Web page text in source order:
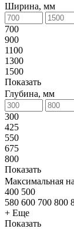
Ширина, мм
700
900
1100
1300
1500
Показать
Глубина, мм
300
425
550
675
800
Показать
Максимальная
400 500
580 600 700 800
+ Еще
Показать